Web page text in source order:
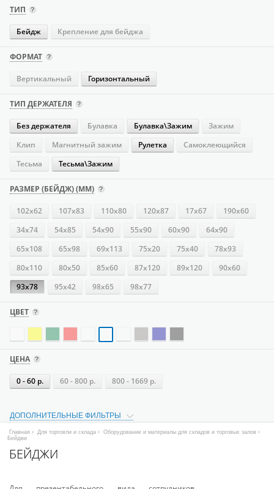
ТИП
Бейдж Крепление для бейджа
ФОРМАТ
Вертикальный Горизонтальный
ТИП ДЕРЖАТЕЛЯ
Без держателя Булавка Булавка\Зажим
Зажим
Клип
Магнитный зажим Рулетка
Самоклеющийся
Тесьма
Тесьма\Зажим
РАЗМЕР (БЕЙДЖ) (ММ)
102х62 107х83 110х80 120х87 17х67
190х60
34х74
54х85 54х90 55х90 60х90
64х90
65х108
65х98 69х113 75х20 75х40
78х93
80х110
80х50 85х60 87х120 89х120
90х60
93х78
95х42 98х65 98х77
ЦВЕТ
ЦЕНА
0 - 60 р. 60 - 800 р. 800 - 1669 р.
ДОПОЛНИТЕЛЬНЫЕ ФИЛЬТРЫ
Главная › Для торговли и склада › Оборудование и материалы для складов и торговых залов ›
Бейджи
БЕЙДЖИ